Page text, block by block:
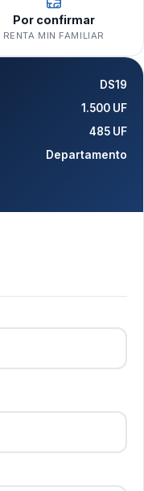
Por confirmar
RENTA MIN FAMILIAR
DS19
1.500 UF
485 UF
Departamento